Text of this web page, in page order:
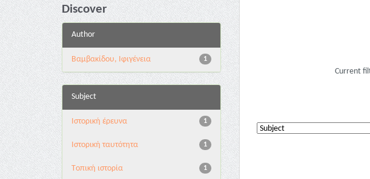
Discover
Author
1
Βαμβακίδου, Ιφιγένεια
Subject
1
Iστορική έρευνα
1
Iστορική ταυτότητα
1
Tοπική ιστορία
Current